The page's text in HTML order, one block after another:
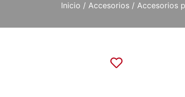
Inicio / Accesorios / Accesorios